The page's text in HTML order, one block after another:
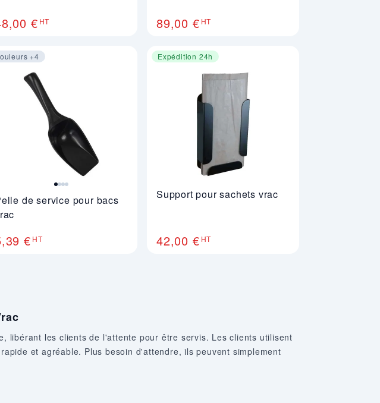
€ HT 89,00 € HT
+4
Image 1 sur 4
de service pour bacs
€ HT
Expédition 24h
Support pour sachets vrac
42,00 € HT
libérant les clients de l'attente pour être servis. Les clients utilisent
et agréable. Plus besoin d'attendre, ils peuvent simplement